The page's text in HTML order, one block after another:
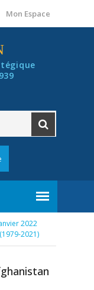
Mon Espace
2022
2021)